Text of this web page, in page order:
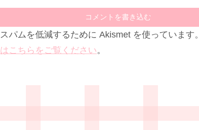
コメントを書き込む
パムを低減するために Akismet を使っています。
こちらをご覧ください。